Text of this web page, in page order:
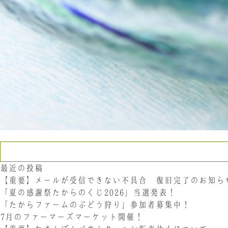
最近の投稿
【重要】メールが受信できない不具合 復旧完了のお知ら
「夏の感謝祭たからのくじ2026」当選発表！
「たからファームのぶどう狩り」参加者募集中！
7月のファーマーズマーケット開催！